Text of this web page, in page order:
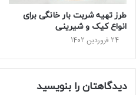
طرز تهیه شربت بار خانگی برای
انواع کیک و شیرینی
24 فروردین 1402
دیدگاهتان را بنویسید